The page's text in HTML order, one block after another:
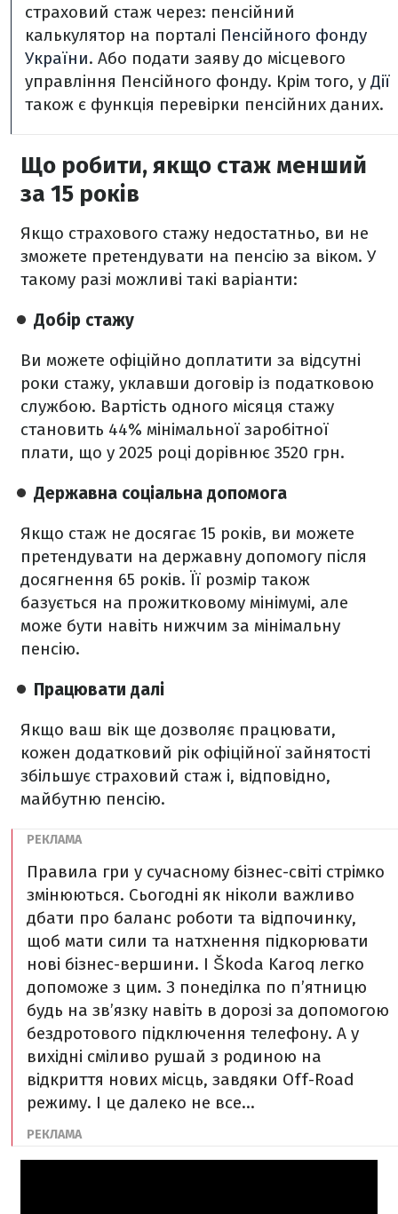
страховий стаж через: пенсійний
калькулятор на порталі Пенсійного фонду
України. Або подати заяву до місцевого
управління Пенсійного фонду. Крім того, у Дії
також є функція перевірки пенсійних даних.
Що робити, якщо стаж менший
за 15 років
Якщо страхового стажу недостатньо, ви не
зможете претендувати на пенсію за віком. У
такому разі можливі такі варіанти:
Добір стажу
Ви можете офіційно доплатити за відсутні
роки стажу, уклавши договір із податковою
службою. Вартість одного місяця стажу
становить 44% мінімальної заробітної
плати, що у 2025 році дорівнює 3520 грн.
Державна соціальна допомога
Якщо стаж не досягає 15 років, ви можете
претендувати на державну допомогу після
досягнення 65 років. Її розмір також
базується на прожитковому мінімумі, але
може бути навіть нижчим за мінімальну
пенсію.
Працювати далі
Якщо ваш вік ще дозволяє працювати,
кожен додатковий рік офіційної зайнятості
збільшує страховий стаж і, відповідно,
майбутню пенсію.
Правила гри у сучасному бізнес-світі стрімко
змінюються. Сьогодні як ніколи важливо
дбати про баланс роботи та відпочинку,
щоб мати сили та натхнення підкорювати
нові бізнес-вершини. І Škoda Karoq легко
допоможе з цим. З понеділка по п’ятницю
будь на зв’язку навіть в дорозі за допомогою
бездротового підключення телефону. А у
вихідні сміливо рушай з родиною на
відкриття нових місць, завдяки Off-Road
режиму. І це далеко не все…